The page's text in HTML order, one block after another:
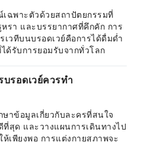
เฉพาะตัวด้วยสถาปัตยกรรมที่
รา และบรรยากาศที่คึกคัก การ
วทีบนบรอดเวย์คือการได้ดื่มด่ำ
ด้รับการยอมรับจากทั่วโลก
รอดเวย์ควรทำ
าข้อมูลเกี่ยวกับละครที่สนใจ
สุด และวางแผนการเดินทางไป
ห้เพียงพอ การแต่งกายสุภาพจะ